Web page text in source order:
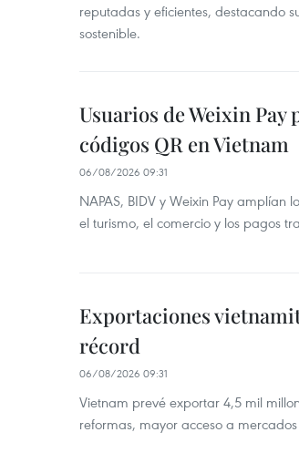
reputadas y eficientes, destacando
sostenible.
Usuarios de Weixin
códigos QR en Vietnam
06/08/2026 09:31
NAPAS, BIDV y Weixin Pay
el turismo, el comercio y los pagos
Exportaciones
récord
06/08/2026 09:31
Vietnam prevé exportar 4,5 mil
reformas, mayor acceso a